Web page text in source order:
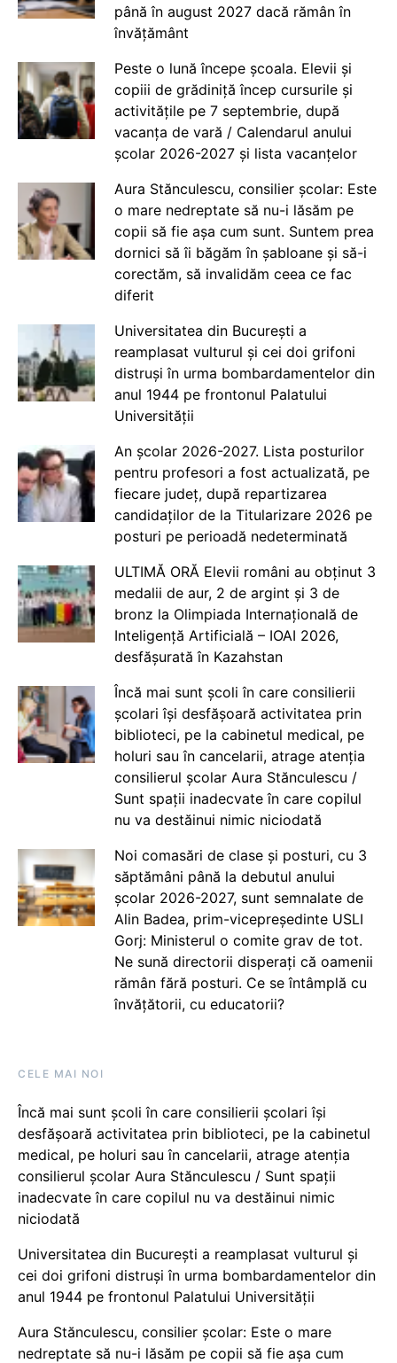
până în august 2027 dacă rămân în
învățământ
Peste o lună începe școala. Elevii și
copiii de grădiniță încep cursurile și
activitățile pe 7 septembrie, după
vacanța de vară / Calendarul anului
școlar 2026-2027 și lista vacanțelor
Aura Stănculescu, consilier școlar: Este
o mare nedreptate să nu-i lăsăm pe
copii să fie așa cum sunt. Suntem prea
dornici să îi băgăm în șabloane și să-i
corectăm, să invalidăm ceea ce fac
diferit
Universitatea din București a
reamplasat vulturul și cei doi grifoni
distruși în urma bombardamentelor din
anul 1944 pe frontonul Palatului
Universității
An școlar 2026-2027. Lista posturilor
pentru profesori a fost actualizată, pe
fiecare județ, după repartizarea
candidaților de la Titularizare 2026 pe
posturi pe perioadă nedeterminată
ULTIMĂ ORĂ Elevii români au obținut 3
medalii de aur, 2 de argint și 3 de
bronz la Olimpiada Internațională de
Inteligență Artificială – IOAI 2026,
desfășurată în Kazahstan
Încă mai sunt școli în care consilierii
școlari își desfășoară activitatea prin
biblioteci, pe la cabinetul medical, pe
holuri sau în cancelarii, atrage atenția
consilierul școlar Aura Stănculescu /
Sunt spații inadecvate în care copilul
nu va destăinui nimic niciodată
Noi comasări de clase și posturi, cu 3
săptămâni până la debutul anului
școlar 2026-2027, sunt semnalate de
Alin Badea, prim-vicepreședinte USLI
Gorj: Ministerul o comite grav de tot.
Ne sună directorii disperați că oamenii
rămân fără posturi. Ce se întâmplă cu
învățătorii, cu educatorii?
CELE MAI NOI
Încă mai sunt școli în care consilierii școlari își
desfășoară activitatea prin biblioteci, pe la cabinetul
medical, pe holuri sau în cancelarii, atrage atenția
consilierul școlar Aura Stănculescu / Sunt spații
inadecvate în care copilul nu va destăinui nimic
niciodată
Universitatea din București a reamplasat vulturul și
cei doi grifoni distruși în urma bombardamentelor din
anul 1944 pe frontonul Palatului Universității
Aura Stănculescu, consilier școlar: Este o mare
nedreptate să nu-i lăsăm pe copii să fie așa cum